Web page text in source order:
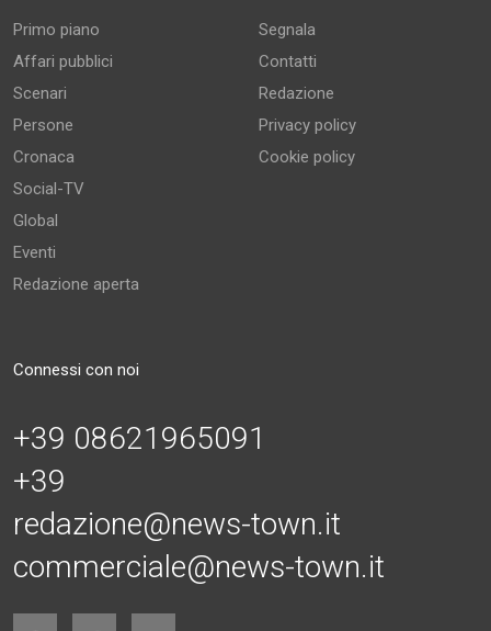
Primo piano
Affari pubblici
Scenari
Persone
Cronaca
Social-TV
Global
Eventi
Redazione aperta
Segnala
Contatti
Redazione
Privacy policy
Cookie policy
Connessi con noi
+39 08621965091
+39
redazione@news-town.it
commerciale@news-town.it